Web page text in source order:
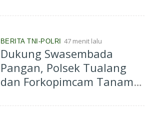
Program Ketahanan
BERITA TNI-POLRI 47 menit lalu
Dukung Swasembada
Pangan, Polsek Tualang
dan Forkopimcam Tanam
Abu Huroiroh